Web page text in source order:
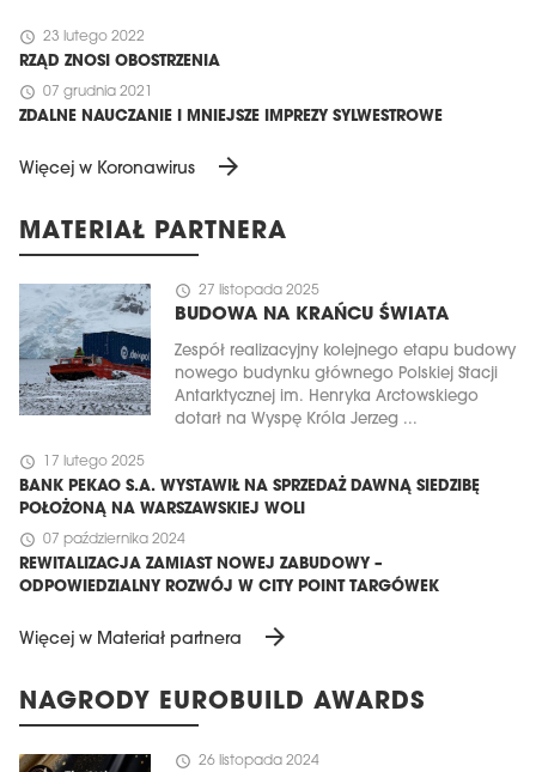
schedule 23 lutego 2022
RZĄD ZNOSI OBOSTRZENIA
schedule 07 grudnia 2021
ZDALNE NAUCZANIE I MNIEJSZE IMPREZY SYLWESTROWE
Więcej w Koronawirus arrow_forward
MATERIAŁ PARTNERA
schedule 27 listopada 2025
BUDOWA NA KRAŃCU ŚWIATA
Zespół realizacyjny kolejnego etapu budowy
nowego budynku głównego Polskiej Stacji
Antarktycznej im. Henryka Arctowskiego
dotarł na Wyspę Króla Jerzeg ...
schedule 17 lutego 2025
BANK PEKAO S.A. WYSTAWIŁ NA SPRZEDAŻ DAWNĄ SIEDZIBĘ
POŁOŻONĄ NA WARSZAWSKIEJ WOLI
schedule 07 października 2024
REWITALIZACJA ZAMIAST NOWEJ ZABUDOWY –
ODPOWIEDZIALNY ROZWÓJ W CITY POINT TARGÓWEK
Więcej w Materiał partnera arrow_forward
NAGRODY EUROBUILD AWARDS
schedule 26 listopada 2024